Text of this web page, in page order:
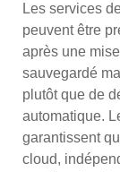
Les services
peuvent être
après une
sauvegardé
plutôt que de
automatique.
garantissent
cloud,